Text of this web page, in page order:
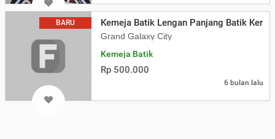
BARU Kemeja Batik Lengan Panjang Batik Keris
Grand Galaxy City
Kemeja Batik
Rp 500.000
6 bulan lalu